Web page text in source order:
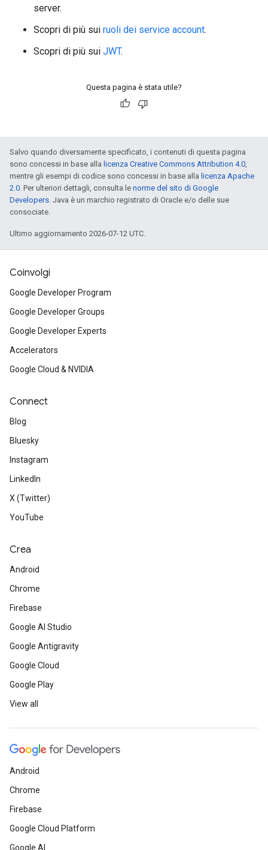
server.
Scopri di più sui ruoli dei service account.
Scopri di più sui JWT.
Questa pagina è stata utile?
Salvo quando diversamente specificato, i contenuti di questa pagina
sono concessi in base alla licenza Creative Commons Attribution 4.0
mentre gli esempi di codice sono concessi in base alla licenza Apache
2.0 . Per ulteriori dettagli, consulta le norme del sito di Google
Developers . Java è un marchio registrato di Oracle e/o delle sue
consociate.
Ultimo aggiornamento 2026-07-12 UTC.
Coinvolgi
Google Developer Program
Google Developer Groups
Google Developer Experts
Accelerators
Google Cloud & NVIDIA
Connect
Blog
Bluesky
Instagram
LinkedIn
X (Twitter)
YouTube
Crea
Android
Chrome
Firebase
Google AI Studio
Google Antigravity
Google Cloud
Google Play
View all
Android
Chrome
Firebase
Google Cloud Platform
Google AI